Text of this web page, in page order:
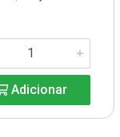
Adicionar